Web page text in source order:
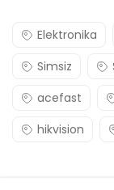
Elektronika
Simsiz
acefast
hikvision